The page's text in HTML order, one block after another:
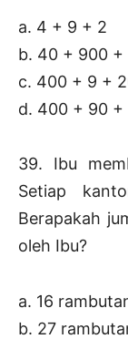
a. 4 + 9 + 2
b. 40 + 900 +
c. 400 + 9 +
d. 400 + 90 +
39. Ibu
Setiap
Berapakah
oleh Ibu?
a. 16
b. 27